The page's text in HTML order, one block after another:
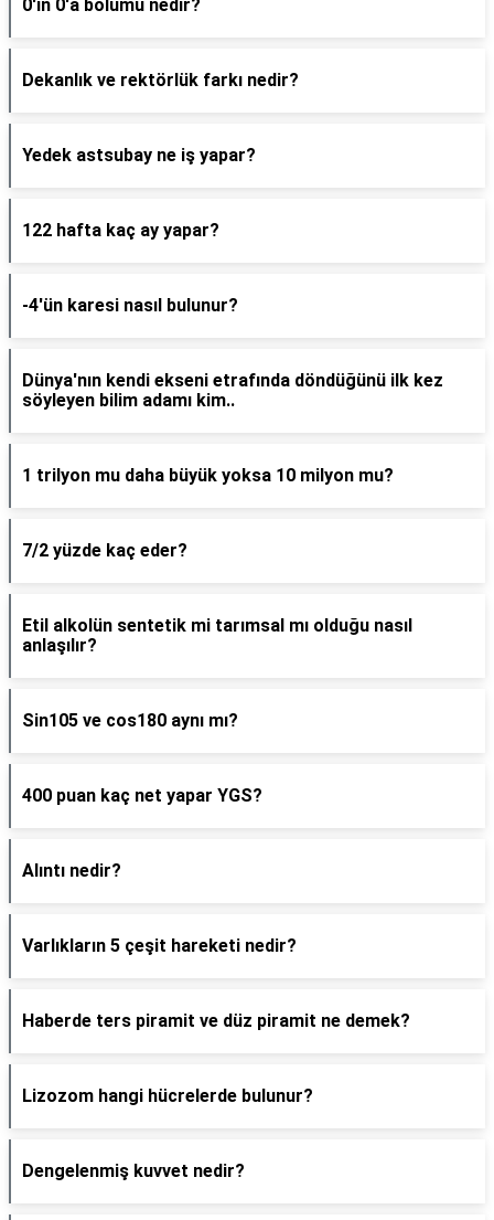
0'ın 0'a bölümü nedir?
Dekanlık ve rektörlük farkı nedir?
Yedek astsubay ne iş yapar?
122 hafta kaç ay yapar?
-4'ün karesi nasıl bulunur?
Dünya'nın kendi ekseni etrafında döndüğünü ilk kez
söyleyen bilim adamı kim..
1 trilyon mu daha büyük yoksa 10 milyon mu?
7/2 yüzde kaç eder?
Etil alkolün sentetik mi tarımsal mı olduğu nasıl
anlaşılır?
Sin105 ve cos180 aynı mı?
400 puan kaç net yapar YGS?
Alıntı nedir?
Varlıkların 5 çeşit hareketi nedir?
Haberde ters piramit ve düz piramit ne demek?
Lizozom hangi hücrelerde bulunur?
Dengelenmiş kuvvet nedir?